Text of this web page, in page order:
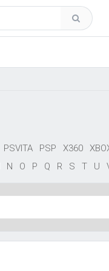
PSVITA PSP X360
N O P Q R S T U